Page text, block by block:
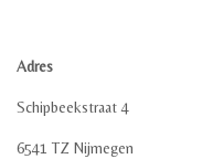
Adres
Schipbeekstraat 4
6541 TZ Nijmegen